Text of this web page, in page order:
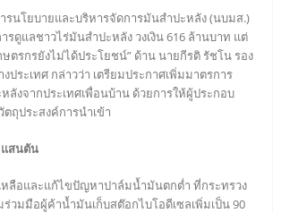
นโยบายและบริหารจัดการมันสำปะหลัง (นบมส.)
รดูแลชาวไร่มันสำปะหลัง วงเงิน 616 ล้านบาท แต่
ษตรกรยังไม่ได้ประโยชน์” ด้าน นายกีรติ รัชโน รอง
ประเทศ กล่าวว่า เตรียมประกาศเพิ่มมาตรการ
ลังจากประเทศเพื่อนบ้าน ด้วยการให้ผู้ประกอบ
ตถุประสงค์การนำเข้า
สนตัน
หลือและแก้ไขปัญหาปาล์มน้ำมันตกต่ำ ที่กระทรวง
มมือผู้ค้าน้ำมันเก็บสต๊อกไบโอดีเซลเพิ่มเป็น 90